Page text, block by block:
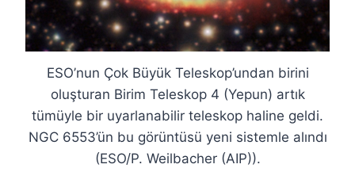
ESO’nun Çok Büyük Teleskop’undan birini
oluşturan Birim Teleskop 4 (Yepun) artık
tümüyle bir uyarlanabilir teleskop haline geldi.
NGC 6553’ün bu görüntüsü yeni sistemle alındı
(ESO/P. Weilbacher (AIP)).